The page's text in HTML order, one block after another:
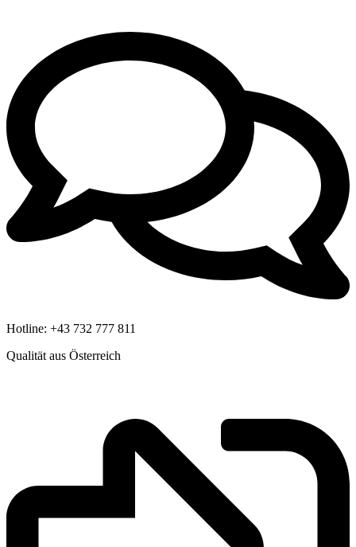
Hotline: +43 732 777 811
Qualität aus Österreich